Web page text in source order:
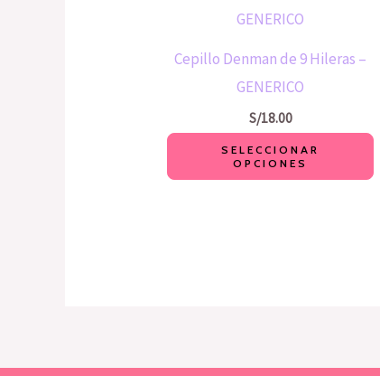
Cepillo Denman de 9 Hileras –
GENERICO
S/18.00
SELECCIONAR
OPCIONES
producto
Las
opciones
se